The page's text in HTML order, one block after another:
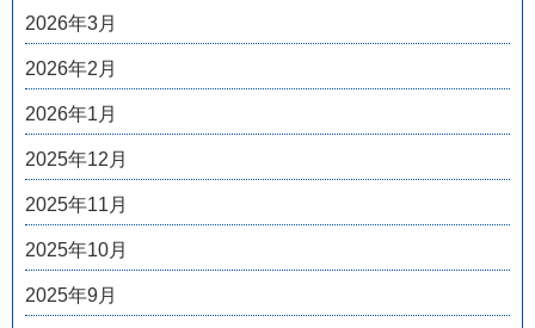
2026年3月
2026年2月
2026年1月
2025年12月
2025年11月
2025年10月
2025年9月